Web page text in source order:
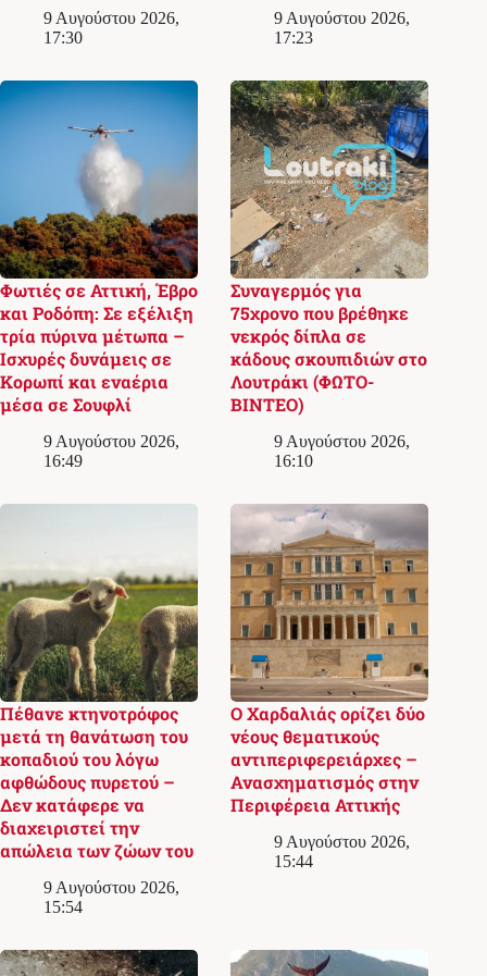
9 Αυγούστου 2026,
17:30
9 Αυγούστου 2026,
17:23
Φωτιές σε Αττική, Έβρο
και Ροδόπη: Σε εξέλιξη
τρία πύρινα μέτωπα –
Ισχυρές δυνάμεις σε
Κορωπί και εναέρια
μέσα σε Σουφλί
9 Αυγούστου 2026,
16:49
Συναγερμός για
75χρονο που βρέθηκε
νεκρός δίπλα σε
κάδους σκουπιδιών στο
Λουτράκι (ΦΩΤΟ-
ΒΙΝΤΕΟ)
9 Αυγούστου 2026,
16:10
Πέθανε κτηνοτρόφος
μετά τη θανάτωση του
κοπαδιού του λόγω
αφθώδους πυρετού –
Δεν κατάφερε να
διαχειριστεί την
απώλεια των ζώων του
9 Αυγούστου 2026,
15:54
Ο Χαρδαλιάς ορίζει δύο
νέους θεματικούς
αντιπεριφερειάρχες –
Ανασχηματισμός στην
Περιφέρεια Αττικής
9 Αυγούστου 2026,
15:44